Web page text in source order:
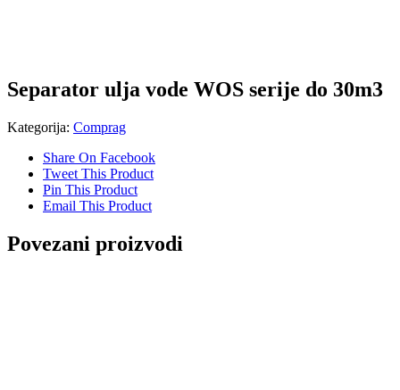
Separator ulja vode WOS serije do 30m3
Kategorija: Comprag
Share On Facebook
Tweet This Product
Pin This Product
Email This Product
Povezani proizvodi